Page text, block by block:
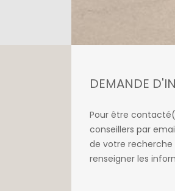
DEMANDE
Pour être
conseillers par
de votre recherche
renseigner les